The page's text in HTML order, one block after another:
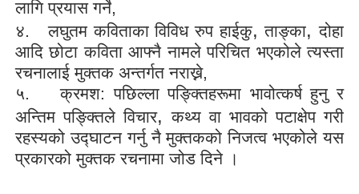
लागि प्रयास गर्ने,
४.
लघुतम कविताका विविध रुप हाईकु,ताङ्का,दोहा
आदि छोटा कविता आफ्नै नामले परिचित भएकोले त्यस्ता
रचनालाई मुक्तक अन्तर्गत नराख्ने,
५.
क्रमश: पछिल्ला पङ्क्तिहरूमा भावोत्कर्ष हुनु र
अन्तिम पङ्क्तिले विचार,कथ्य वा भावको पटाक्षेप गरी
रहस्यको उद्‍घाटन गर्नु नै मुक्तकको निजत्व भएकोले यस
प्रकारको मुक्तक रचनामा जोड दिने ।